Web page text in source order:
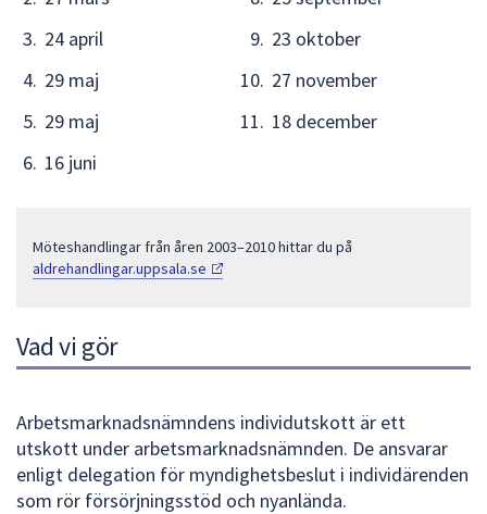
av
dem.
24 april
29 maj
29 maj
16 juni
23 oktober
27 november
18 december
Möteshandlingar från åren 2003–2010 hittar du på
aldrehandlingar.uppsala.se
Vad vi gör
Arbetsmarknadsnämndens individutskott är ett
utskott under arbetsmarknadsnämnden. De ansvarar
enligt delegation för myndighetsbeslut i individärenden
som rör försörjningsstöd och nyanlända.